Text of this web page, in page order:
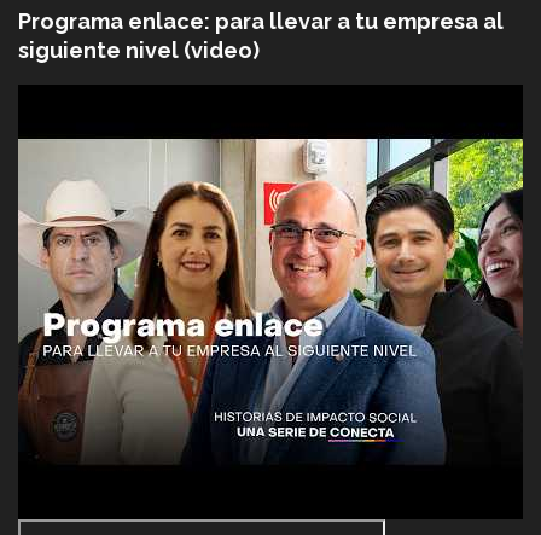
Programa enlace: para llevar a tu empresa al
siguiente nivel (video)